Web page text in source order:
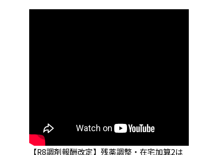
【R8調剤報酬改定】残薬調整・在宅加算2は